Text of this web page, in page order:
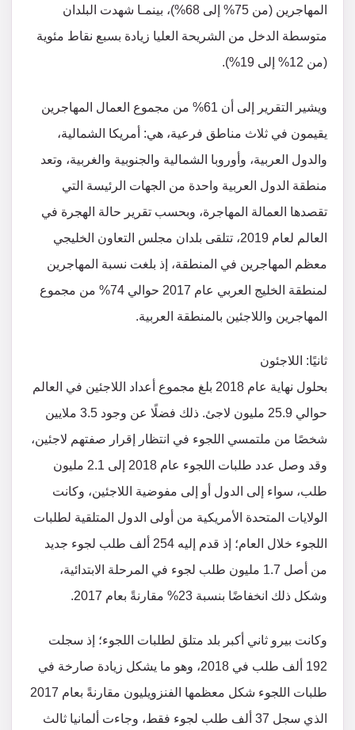
المهاجرين (من 75% إلى 68%)، بينمـا شهدت البلدان
متوسطة الدخل من الشريحة العليا زيادة بسبع نقاط مئوية
(من 12% إلى 19%).
ويشير التقرير إلى أن 61% من مجموع العمال المهاجرين
يقيمون في ثلاث مناطق فرعية، هي: أمريكا الشمالية،
والدول العربية، وأوروبا الشمالية والجنوبية والغربية، وتعد
منطقة الدول العربية واحدة من الجهات الرئيسة التي
تقصدها العمالة المهاجرة، وبحسب تقرير حالة الهجرة في
العالم لعام 2019، تتلقى بلدان مجلس التعاون الخليجي
معظم المهاجرين في المنطقة، إذ بلغت نسبة المهاجرين
لمنطقة الخليج العربي عام 2017 حوالي 74% من مجموع
المهاجرين واللاجئين بالمنطقة العربية.
ثانيًا: اللاجئون
بحلول نهاية عام 2018 بلغ مجموع أعداد اللاجئين في العالم
حوالي 25.9 مليون لاجئ. ذلك فضلًا عن وجود 3.5 ملايين
شخصًا من ملتمسي اللجوء في انتظار إقرار صفتهم لاجئين،
وقد وصل عدد طلبات اللجوء عام 2018 إلى 2.1 مليون
طلب، سواء إلى الدول أو إلى مفوضية اللاجئين، وكانت
الولايات المتحدة الأمريكية من أولى الدول المتلقية لطلبات
اللجوء خلال العام؛ إذ قدم إليه 254 ألف طلب لجوء جديد
من أصل 1.7 مليون طلب لجوء في المرحلة الابتدائية،
وشكل ذلك انخفاضًا بنسبة 23% مقارنةً بعام 2017.
وكانت بيرو ثاني أكبر بلد متلق لطلبات اللجوء؛ إذ سجلت
192 ألف طلب في 2018، وهو ما يشكل زيادة صارخة في
طلبات اللجوء شكل معظمها الفنزويليون مقارنةً بعام 2017
الذي سجل 37 ألف طلب لجوء فقط، وجاءت ألمانيا ثالث